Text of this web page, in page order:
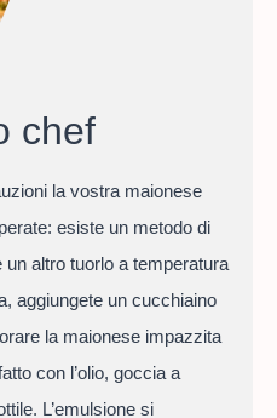
chef
la vostra maionese
esiste un metodo di
altro tuorlo a temperatura
aggiungete un cucchiaino
la maionese impazzita
con l’olio, goccia a
L’emulsione si